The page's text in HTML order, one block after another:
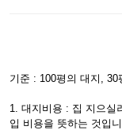
기준 : 100평의 대지, 30
1. 대지비용 : 집 지으실
입 비용을 뜻하는 것입